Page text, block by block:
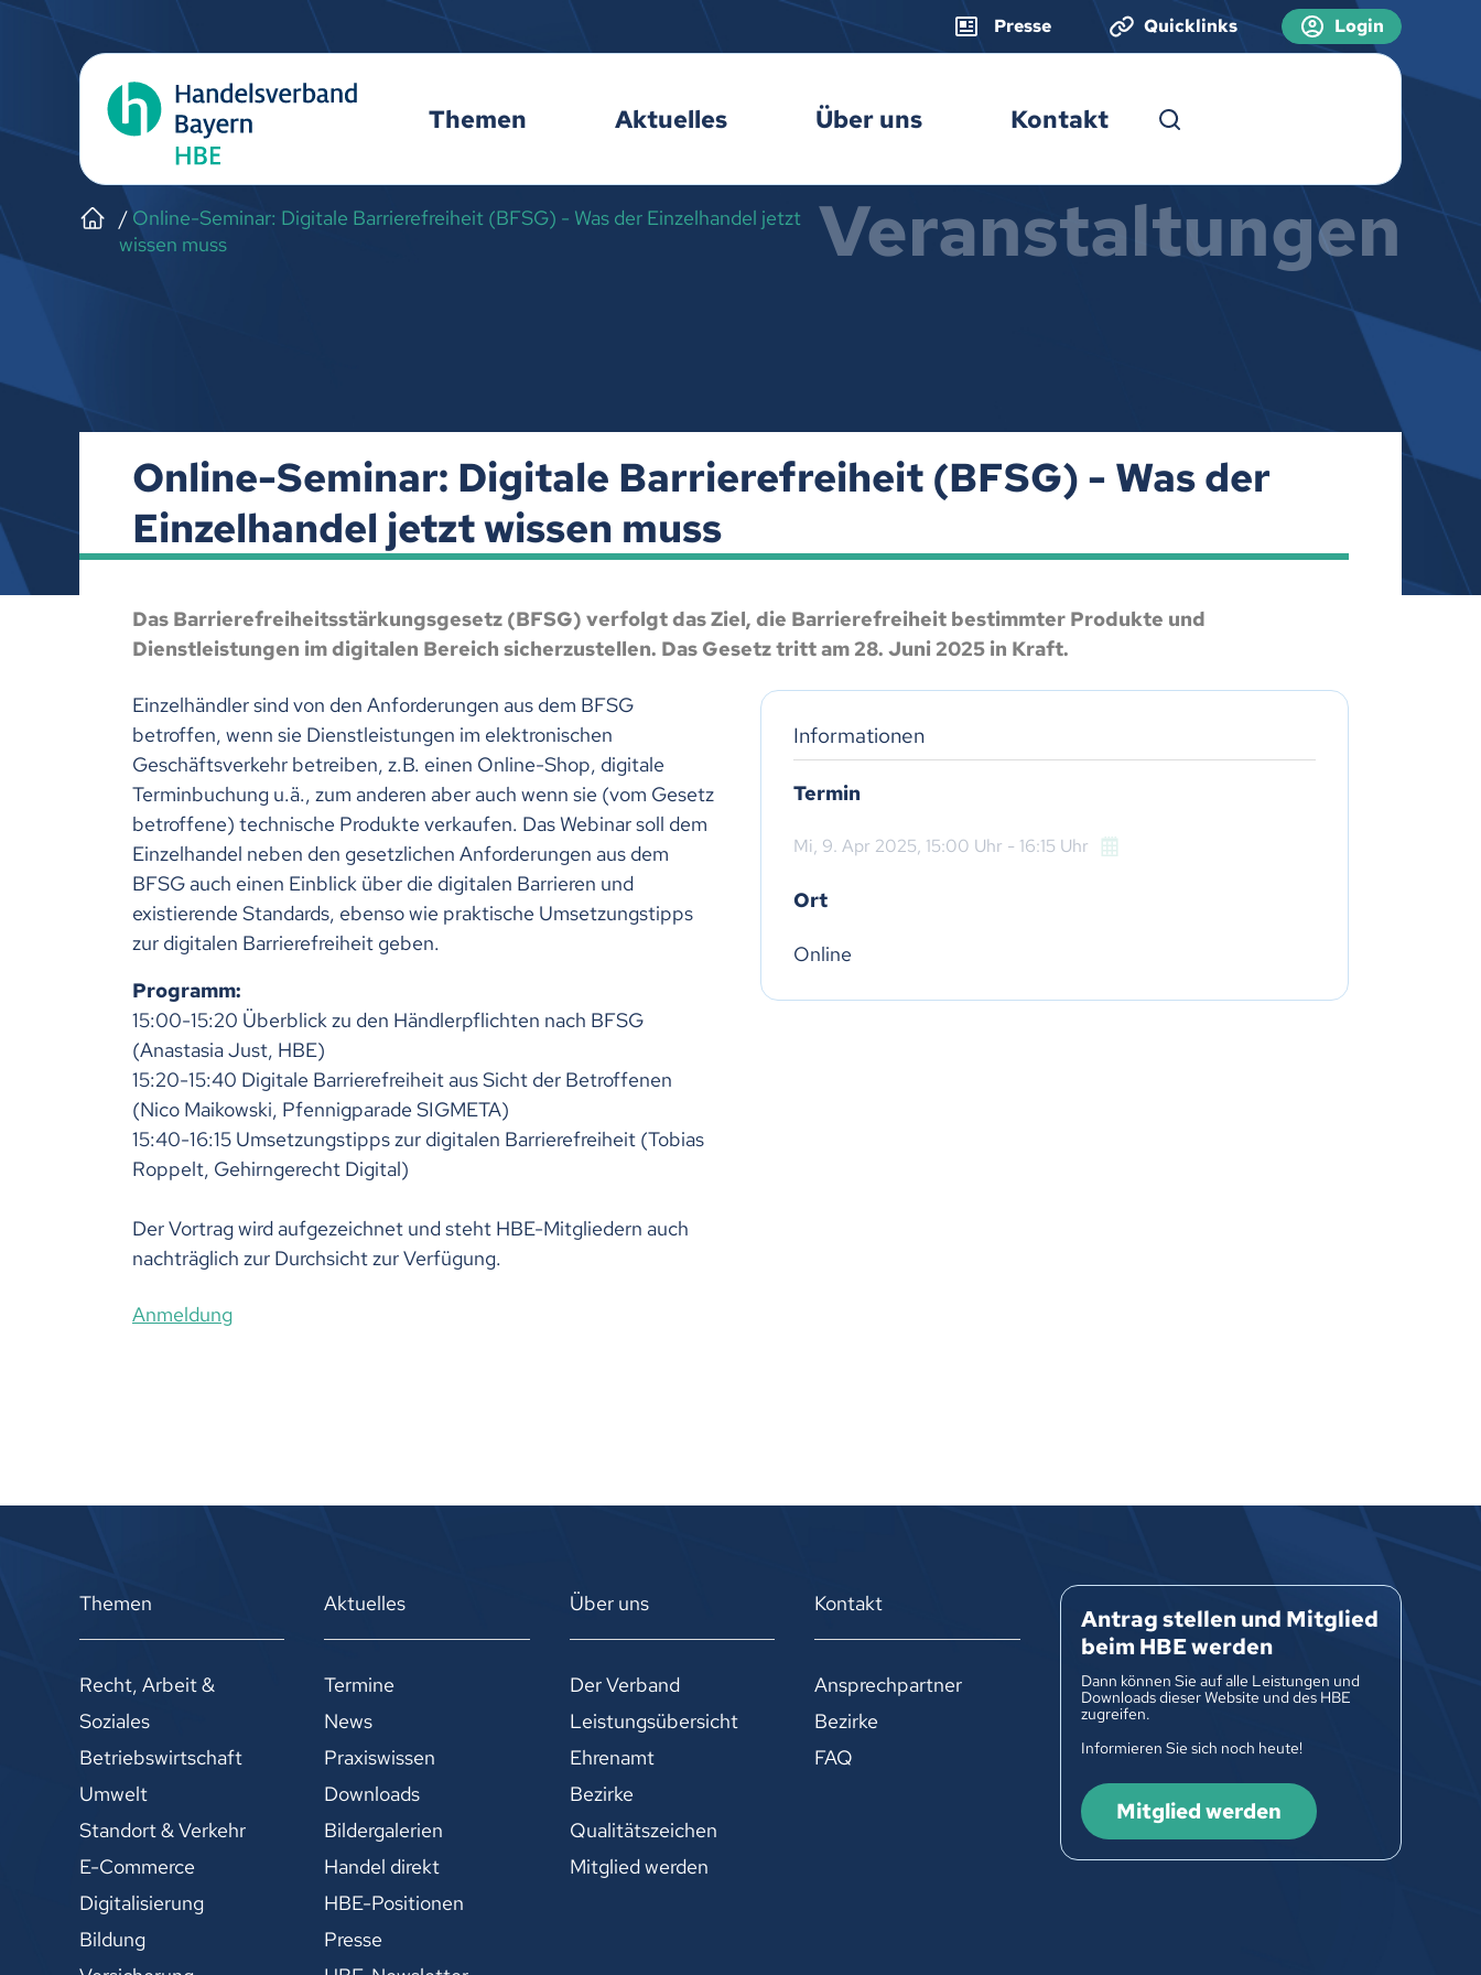
Presse Quicklinks Login
Themen Aktuelles Über uns Kontakt
Online-Seminar: Digitale Barrierefreiheit (BFSG) - Was der Einzelhandel jetzt
wissen muss
Veranstaltungen
Online-Seminar: Digitale Barrierefreiheit (BFSG) - Was der
Einzelhandel jetzt wissen muss
Das Barrierefreiheitsstärkungsgesetz (BFSG) verfolgt das Ziel, die Barrierefreiheit bestimmter Produkte und
Dienstleistungen im digitalen Bereich sicherzustellen. Das Gesetz tritt am 28. Juni 2025 in Kraft.
Einzelhändler sind von den Anforderungen aus dem BFSG
betroffen, wenn sie Dienstleistungen im elektronischen
Geschäftsverkehr betreiben, z.B. einen Online-Shop, digitale
Terminbuchung u.ä., zum anderen aber auch wenn sie (vom Gesetz
betroffene) technische Produkte verkaufen. Das Webinar soll dem
Einzelhandel neben den gesetzlichen Anforderungen aus dem
BFSG auch einen Einblick über die digitalen Barrieren und
existierende Standards, ebenso wie praktische Umsetzungstipps
zur digitalen Barrierefreiheit geben.
Programm:
15:00-15:20 Überblick zu den Händlerpflichten nach BFSG
(Anastasia Just, HBE)
15:20-15:40 Digitale Barrierefreiheit aus Sicht der Betroffenen
(Nico Maikowski, Pfennigparade SIGMETA)
15:40-16:15 Umsetzungstipps zur digitalen Barrierefreiheit (Tobias
Roppelt, Gehirngerecht Digital)
Der Vortrag wird aufgezeichnet und steht HBE-Mitgliedern auch
nachträglich zur Durchsicht zur Verfügung.
Anmeldung
Informationen
Termin
Mi, 9. Apr 2025, 15:00 Uhr - 16:15 Uhr
Ort
Online
Themen
Recht, Arbeit &
Soziales
Betriebswirtschaft
Umwelt
Standort & Verkehr
E-Commerce
Digitalisierung
Bildung
Aktuelles
Termine
News
Praxiswissen
Downloads
Bildergalerien
Handel direkt
HBE-Positionen
Presse
Über uns
Der Verband
Leistungsübersicht
Ehrenamt
Bezirke
Qualitätszeichen
Mitglied werden
Kontakt
Ansprechpartner
Bezirke
FAQ
Antrag stellen und Mitglied
beim HBE werden
Dann können Sie auf alle Leistungen und
Downloads dieser Website und des HBE
zugreifen.
Informieren Sie sich noch heute!
Mitglied werden